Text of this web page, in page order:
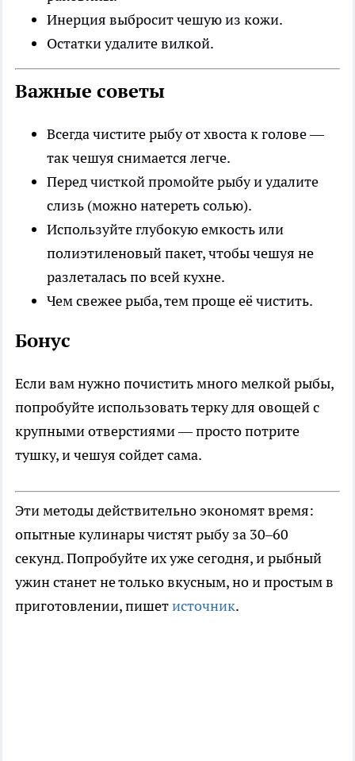
Инерция выбросит чешую из кожи.
Остатки удалите вилкой.
Важные советы
Всегда чистите рыбу от хвоста к голове —
так чешуя снимается легче.
Перед чисткой промойте рыбу и удалите
слизь (можно натереть солью).
Используйте глубокую емкость или
полиэтиленовый пакет, чтобы чешуя не
разлеталась по всей кухне.
Чем свежее рыба, тем проще её чистить.
Бонус
Если вам нужно почистить много мелкой рыбы,
попробуйте использовать терку для овощей с
крупными отверстиями — просто потрите
тушку, и чешуя сойдет сама.
Эти методы действительно экономят время:
опытные кулинары чистят рыбу за 30–60
секунд. Попробуйте их уже сегодня, и рыбный
ужин станет не только вкусным, но и простым в
приготовлении, пишетисточник.